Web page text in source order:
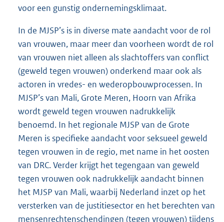
voor een gunstig ondernemingsklimaat.
In de MJSP’s is in diverse mate aandacht voor de rol
van vrouwen, maar meer dan voorheen wordt de rol
van vrouwen niet alleen als slachtoffers van conflict
(geweld tegen vrouwen) onderkend maar ook als
actoren in vredes- en wederopbouwprocessen. In
MJSP’s van Mali, Grote Meren, Hoorn van Afrika
wordt geweld tegen vrouwen nadrukkelijk
benoemd. In het regionale MJSP van de Grote
Meren is specifieke aandacht voor seksueel geweld
tegen vrouwen in de regio, met name in het oosten
van DRC. Verder krijgt het tegengaan van geweld
tegen vrouwen ook nadrukkelijk aandacht binnen
het MJSP van Mali, waarbij Nederland inzet op het
versterken van de justitiesector en het berechten van
mensenrechtenschendingen (tegen vrouwen) tijdens